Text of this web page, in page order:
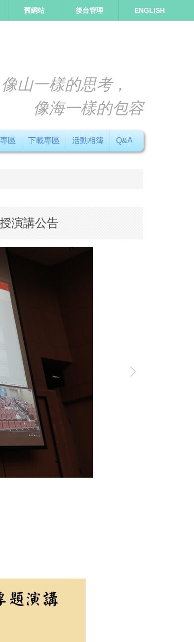
舊網站 後台管理 ENGLISH
像山一樣的思考，
像海一樣的包容
區 下載專區 活動相簿 Q&A
演講公告